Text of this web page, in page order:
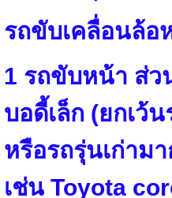
รถขับเคลื่อนล้อ
1 รถขับหน้า ส่ว
บอดี้เล็ก (ยกเว้
หรือรถรุ่นเก่าม
เช่น Toyota